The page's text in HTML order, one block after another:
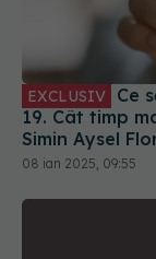
EXCLUSIV
19. Cât timp
Simin Aysel
08 ian 2025, 09:55